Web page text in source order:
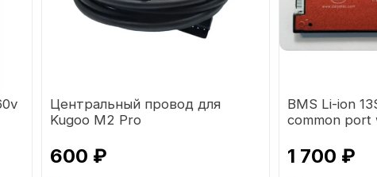
Центральный провод для
Kugoo М2 Pro
600 ₽
BMS Li-ion
common port
1 700 ₽